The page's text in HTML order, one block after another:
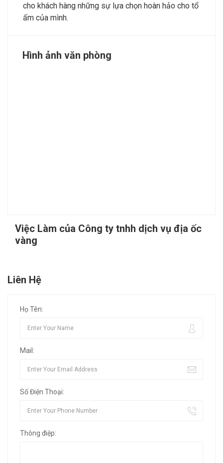
cho khách hàng những sự lựa chọn hoàn hảo cho tổ
ấm của mình.
Hình ảnh văn phòng
Việc Làm của Công ty tnhh dịch vụ địa ốc
vàng
Liên Hệ
Họ Tên:
Mail:
Số Điện Thoại:
Thông điệp: